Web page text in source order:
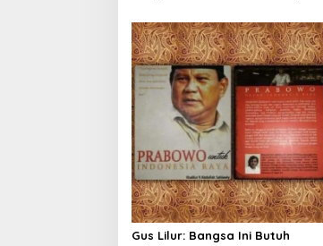
Akses Bantuan Hukum
Gus Lilur: Bangsa Ini Butuh